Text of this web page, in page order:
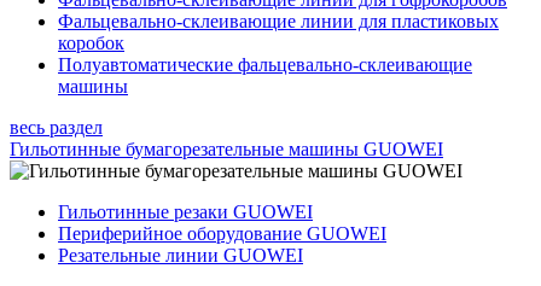
Фальцевально-склеивающие линии для пластиковых
коробок
Полуавтоматические фальцевально-склеивающие
машины
весь раздел
Гильотинные бумагорезательные машины GUOWEI
Гильотинные резаки GUOWEI
Периферийное оборудование GUOWEI
Резательные линии GUOWEI